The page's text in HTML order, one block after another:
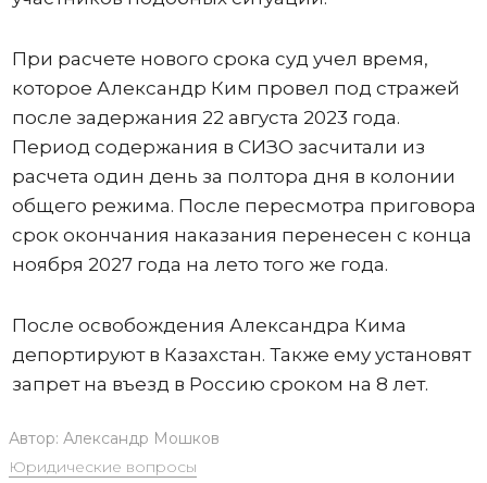
При расчете нового срока суд учел время,
которое Александр Ким провел под стражей
после задержания 22 августа 2023 года.
Период содержания в СИЗО засчитали из
расчета один день за полтора дня в колонии
общего режима. После пересмотра приговора
срок окончания наказания перенесен с конца
ноября 2027 года на лето того же года.
После освобождения Александра Кима
депортируют в Казахстан. Также ему установят
запрет на въезд в Россию сроком на 8 лет.
Автор: Александр Мошков
Юридические вопросы